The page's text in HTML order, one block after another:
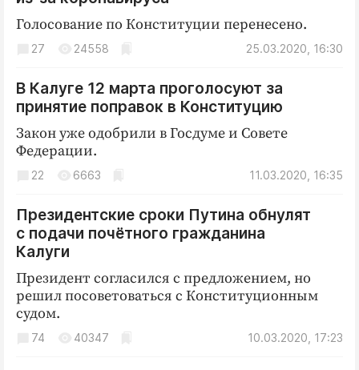
Голосование по Конституции перенесено.
25.03.2020, 16:30
27 24558
В Калуге 12 марта проголосуют за
принятие поправок в Конституцию
Закон уже одобрили в Госдуме и Совете
Федерации.
11.03.2020, 16:35
22 6663
Президентские сроки Путина обнулят
с подачи почётного гражданина
Калуги
Президент согласился с предложением, но
решил посоветоваться с Конституционным
судом.
10.03.2020, 17:23
74 40347